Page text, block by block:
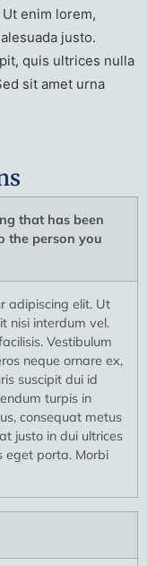
enim lorem,
justo.
quis ultrices nulla
sit amet urna
that has been
the person you
adipiscing elit. Ut
nisi interdum vel.
Vestibulum
neque ornare ex,
suscipit dui id
turpis in
consequat metus
justo in dui ultrices
eget porta. Morbi